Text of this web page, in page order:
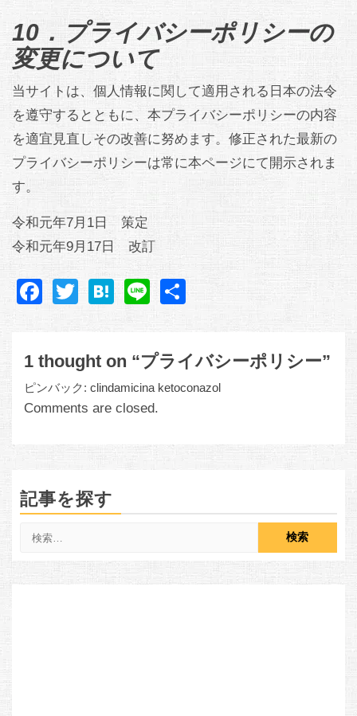
10．プライバシーポリシーの
変更について
当サイトは、個人情報に関して適用される日本の法令
を遵守するとともに、本プライバシーポリシーの内容
を適宜見直しその改善に努めます。修正された最新の
プライバシーポリシーは常に本ページにて開示されま
す。
令和元年7月1日 策定
令和元年9月17日 改訂
Facebook
Twitter
Hatena
Line共
1 thought on “プライバシーポリシー”
ピンバック: clindamicina ketoconazol
Comments are closed.
記事を探す
索: